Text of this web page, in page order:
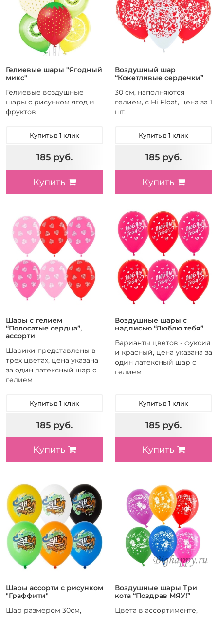
Гелиевые шары "Ягодный
микс"
Гелиевые воздушные
шары с рисунком ягод и
фруктов
Купить в 1 клик
185 руб.
Купить
Воздушный шар
“Кокетливые сердечки”
30 см, наполняются
гелием, с Hi Float, цена за 1
шт.
Купить в 1 клик
185 руб.
Купить
Шары с гелием
“Полосатые сердца”,
ассорти
Шарики представлены в
трех цветах, цена указана
за один латексный шар с
гелием
Купить в 1 клик
185 руб.
Купить
Воздушные шары с
надписью “Люблю тебя”
Варианты цветов - фуксия
и красный, цена указана за
один латексный шар с
гелием
Купить в 1 клик
185 руб.
Купить
Шары ассорти с рисунком
"Граффити"
Шар размером 30см,
Воздушные шары Три
кота “Поздрав МЯУ!”
Цвета в ассортименте,